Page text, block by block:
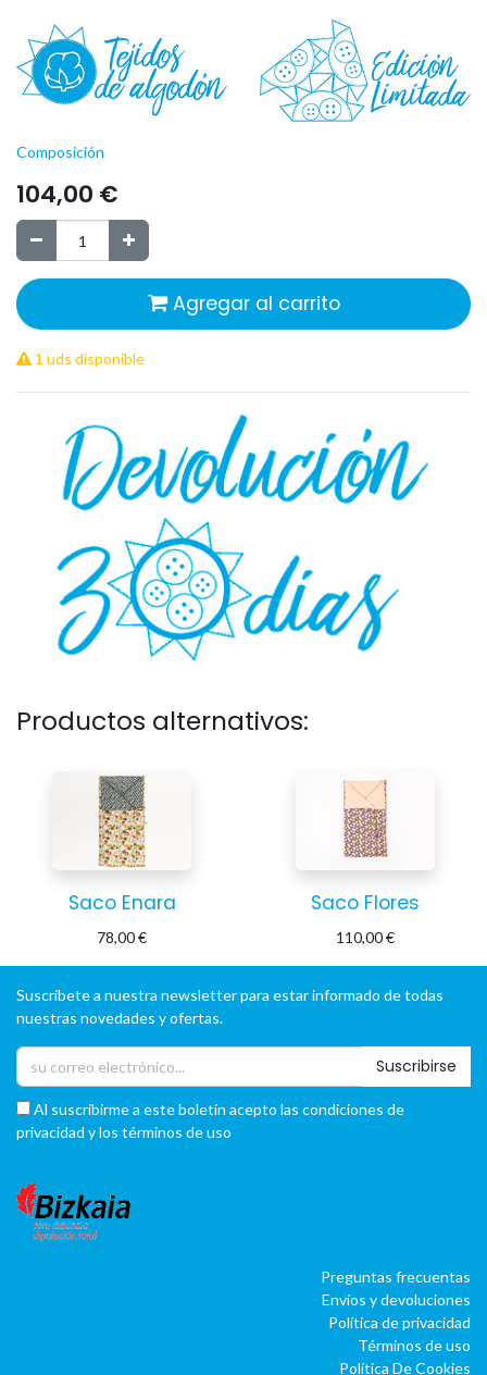
Composición
104,00 €
Agregar al carrito
1 uds disponible
Productos alternativos:
Saco Enara
78,00€
Saco Flores
110,00€
Suscríbete a nuestra newsletter para estar informado de todas
nuestras novedades y ofertas.
Suscribirse
Al suscribirme a este boletín acepto las condiciones de
privacidad y los términos de uso
Preguntas frecuentas
Envíos y devoluciones
Política de privacidad
Términos de uso
Política De Cookies